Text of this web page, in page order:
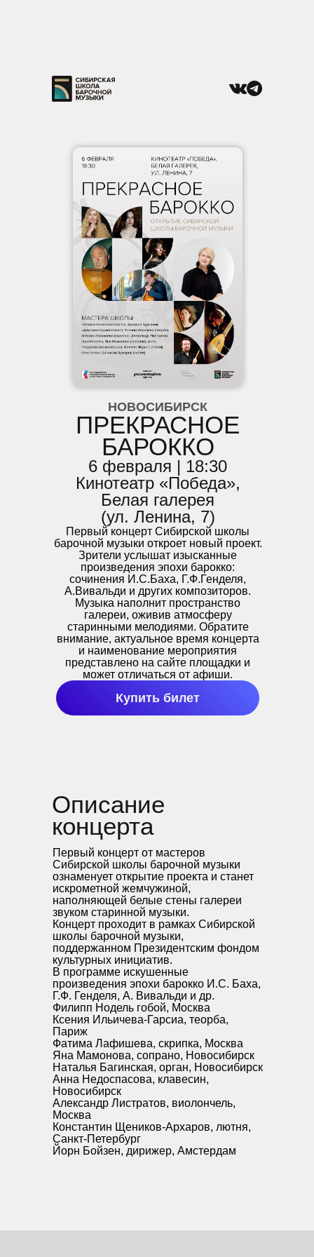
НОВОСИБИРСК
ПРЕКРАСНОЕ
БАРОККО
6 февраля | 18:30
Кинотеатр «Победа»,
Белая галерея
(ул. Ленина, 7)
Первый концерт Сибирской школы
барочной музыки откроет новый проект.
Зрители услышат изысканные
произведения эпохи барокко:
сочинения И.С.Баха, Г.Ф.Генделя,
А.Вивальди и других композиторов.
Музыка наполнит пространство
галереи, оживив атмосферу
старинными мелодиями. Обратите
внимание, актуальное время концерта
и наименование мероприятия
представлено на сайте площадки и
может отличаться от афиши.
Купить билет
Описание
концерта
Первый концерт от мастеров
Сибирской школы барочной музыки
ознаменует открытие проекта и станет
искрометной жемчужиной,
наполняющей белые стены галереи
звуком старинной музыки.
Концерт проходит в рамках Сибирской
школы барочной музыки,
поддержанном Президентским фондом
культурных инициатив.
В программе искушенные
произведения эпохи барокко И.С. Баха,
Г.Ф. Генделя, А. Вивальди и др.
Филипп Нодель гобой, Москва
Ксения Ильичева-Гарсиа, теорба,
Париж
Фатима Лафишева, скрипка, Москва
Яна Мамонова, сопрано, Новосибирск
Наталья Багинская, орган, Новосибирск
Анна Недоспасова, клавесин,
Новосибирск
Александр Листратов, виолончель,
Москва
Константин Щеников-Архаров, лютня,
Санкт-Петербург
Йорн Бойзен, дирижер, Амстердам